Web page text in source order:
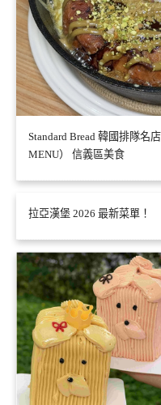
Standard Bread 韓國排隊名
MENU） 信義區美食
拉亞漢堡 2026 最新菜單！